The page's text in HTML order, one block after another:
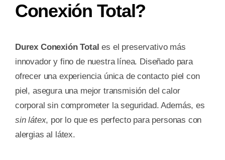
Conexión Total?
Durex Conexión Total es el preservativo más
innovador y fino de nuestra línea. Diseñado para
ofrecer una experiencia única de contacto piel con
piel, asegura una mejor transmisión del calor
corporal sin comprometer la seguridad. Además, es
sin látex, por lo que es perfecto para personas con
alergias al látex.